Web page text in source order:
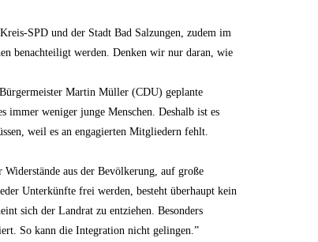
SPD und der Stadt Bad Salzungen, zudem im
benachteiligt werden. Denken wir nur daran, wie
Martin Müller (CDU) geplante
immer weniger junge Menschen. Deshalb ist es
weil es an engagierten Mitgliedern fehlt.
aus der Bevölkerung, auf große
Unterkünfte frei werden, besteht überhaupt kein
sich der Landrat zu entziehen. Besonders
So kann die Integration nicht gelingen.”